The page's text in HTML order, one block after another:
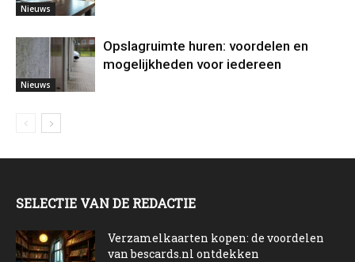
Nieuws
Nieuws
Opslagruimte huren: voordelen en
mogelijkheden voor iedereen
SELECTIE VAN DE REDACTIE
Verzamelkaarten kopen: de voordelen
van bescards.nl ontdekken